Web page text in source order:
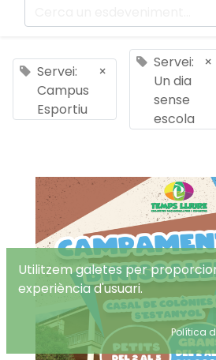
Servei:
Campus
Esportiu
×
Servei:
Un dia
sense
escola
×
Utilitzem galetes per
experiència d'usuari.
Política